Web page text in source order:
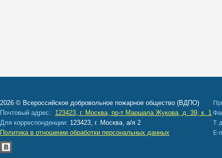
2026 © Всероссийское добровольное пожарное общество (ВДПО)
Почтовый адрес:
123423, г. Москва, пр-т Маршала Жукова, д. 39, к. 1
Для корреспонденции: 123423, г. Москва, а/я 2
Политика в отношении обработки персональных данных
Т.